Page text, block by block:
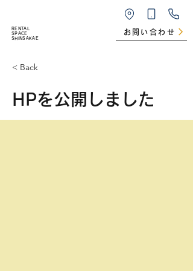
RENTAL
SPACE
SHINSAKAE
お問い合わせ
< Back
HPを公開しました